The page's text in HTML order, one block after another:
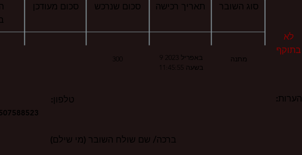
סכום מעודכן סכום שנרכש תאריך רכישה סוג השובר
300
9 באפריל 2023
בשעה 11:45:55
מתנה
לא
בתוקף
טלפון: הערות:
ברכה/ שם שולח השובר (מי שילם)